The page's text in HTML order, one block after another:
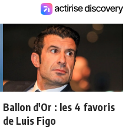
Ballon d'Or : les 4 favoris
de Luis Figo